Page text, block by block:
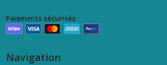
Paiements sécurisés
Navigation